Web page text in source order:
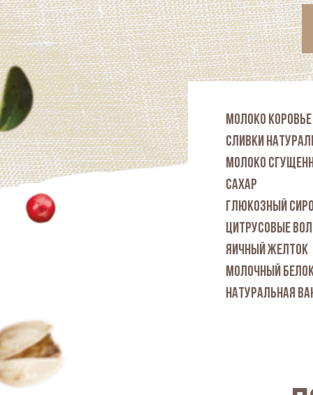
МОЛОКО КОРОВЬЕ
СЛИВКИ
МОЛОКО
САХАР
ГЛЮКОЗНЫЙ
ЦИТРУСОВЫЕ
ЯИЧНЫЙ ЖЕЛТОК
МОЛОЧНЫЙ
НАТУРАЛЬНАЯ